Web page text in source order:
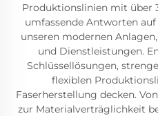
Produktionslinien mit über
umfassende Antworten
unseren modernen
und Dienstleistungen.
Schlüssellösungen,
flexiblen
Faserherstellung decken.
zur Materialverträglichkeit